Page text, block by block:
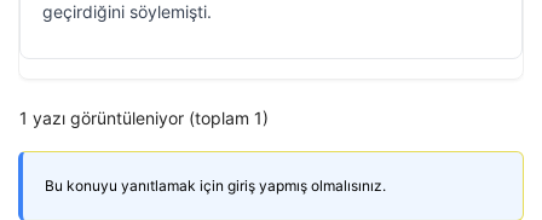
geçirdiğini söylemişti.
1 yazı görüntüleniyor (toplam 1)
Bu konuyu yanıtlamak için giriş yapmış olmalısınız.